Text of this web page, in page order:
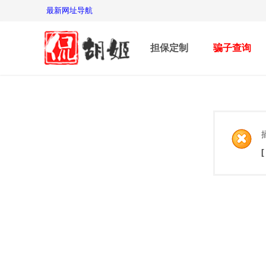
最新网址导航
担保定制 骗子查询
[